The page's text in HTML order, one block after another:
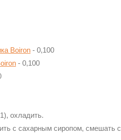
Boiron - 0,100
- 0,100
охладить.
с сахарным сиропом, смешать с